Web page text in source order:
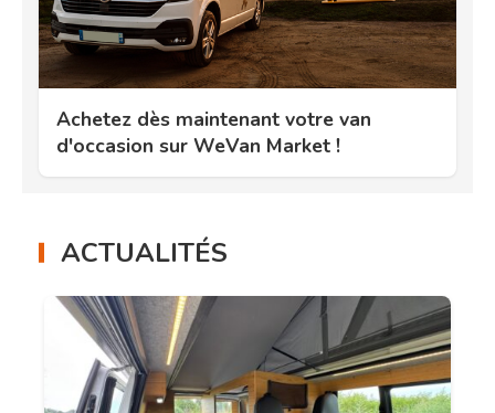
Achetez dès maintenant votre van
d'occasion sur WeVan Market !
ACTUALITÉS